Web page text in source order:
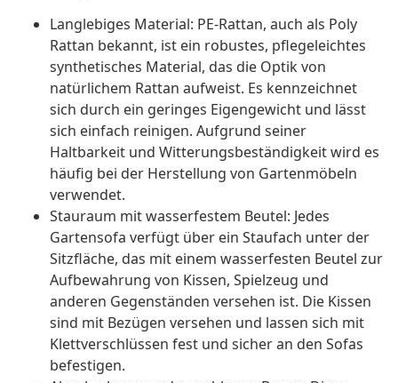
Langlebiges Material: PE-Rattan, auch als Poly
Rattan bekannt, ist ein robustes, pflegeleichtes
synthetisches Material, das die Optik von
natürlichem Rattan aufweist. Es kennzeichnet
sich durch ein geringes Eigengewicht und lässt
sich einfach reinigen. Aufgrund seiner
Haltbarkeit und Witterungsbeständigkeit wird es
häufig bei der Herstellung von Gartenmöbeln
verwendet.
Stauraum mit wasserfestem Beutel: Jedes
Gartensofa verfügt über ein Staufach unter der
Sitzfläche, das mit einem wasserfesten Beutel zur
Aufbewahrung von Kissen, Spielzeug und
anderen Gegenständen versehen ist. Die Kissen
sind mit Bezügen versehen und lassen sich mit
Klettverschlüssen fest und sicher an den Sofas
befestigen.